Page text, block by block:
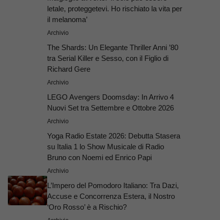
letale, proteggetevi. Ho rischiato la vita per
il melanoma’
Archivio
The Shards: Un Elegante Thriller Anni ’80
tra Serial Killer e Sesso, con il Figlio di
Richard Gere
Archivio
LEGO Avengers Doomsday: In Arrivo 4
Nuovi Set tra Settembre e Ottobre 2026
Archivio
Yoga Radio Estate 2026: Debutta Stasera
su Italia 1 lo Show Musicale di Radio
Bruno con Noemi ed Enrico Papi
Archivio
L’Impero del Pomodoro Italiano: Tra Dazi,
Accuse e Concorrenza Estera, il Nostro
‘Oro Rosso’ è a Rischio?